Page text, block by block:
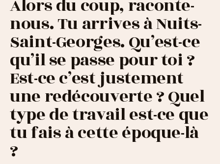
Alors du coup, raconte-
nous. Tu arrives à Nuits-
Saint-Georges. Qu’est-ce
qu’il se passe pour toi ?
Est-ce c’est justement
une redécouverte ? Quel
type de travail est-ce que
tu fais à cette époque-là
?